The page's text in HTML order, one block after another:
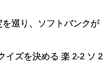
巡り、ソフトバンクが
イズを決める 楽 2-2 ソ 2